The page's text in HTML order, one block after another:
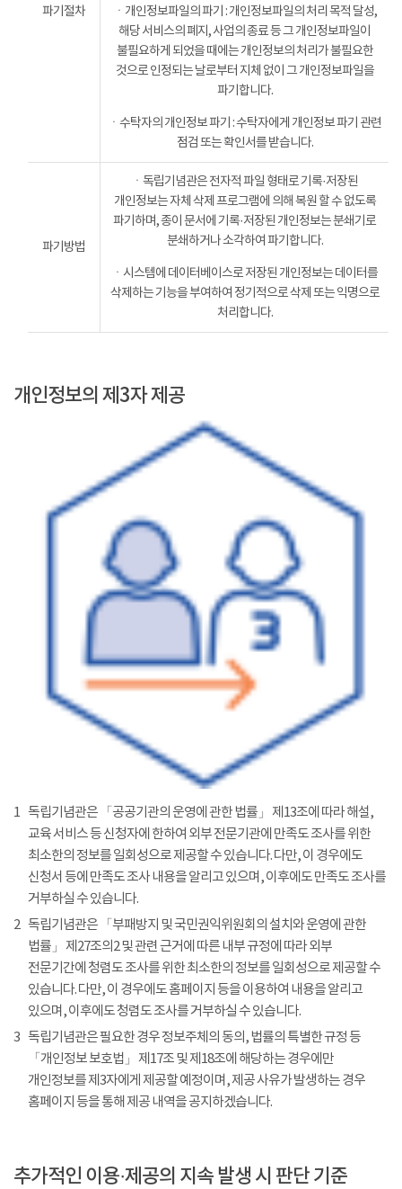
파기절차
ㆍ개인정보파일의 파기 : 개인정보파일의 처리 목적 달성,
해당 서비스의 폐지, 사업의 종료 등 그 개인정보파일이
불필요하게 되었을 때에는 개인정보의 처리가 불필요한
것으로 인정되는 날로부터 지체 없이 그 개인정보파일을
파기합니다.
ㆍ수탁자의 개인정보 파기 : 수탁자에게 개인정보 파기 관련
점검 또는 확인서를 받습니다.
파기방법
ㆍ독립기념관은 전자적 파일 형태로 기록·저장된
개인정보는 자체 삭제 프로그램에 의해 복원 할 수 없도록
파기하며, 종이 문서에 기록·저장된 개인정보는 분쇄기로
분쇄하거나 소각하여 파기합니다.
ㆍ시스템에 데이터베이스로 저장된 개인정보는 데이터를
삭제하는 기능을 부여하여 정기적으로 삭제 또는 익명으로
처리합니다.
개인정보의 제3자 제공
1 독립기념관은 「공공기관의 운영에 관한 법률」 제13조에 따라 해설,
교육 서비스 등 신청자에 한하여 외부 전문기관에 만족도 조사를 위한
최소한의 정보를 일회성으로 제공할 수 있습니다. 다만, 이 경우에도
신청서 등에 만족도 조사 내용을 알리고 있으며, 이후에도 만족도 조사를
거부하실 수 있습니다.
2 독립기념관은 「부패방지 및 국민권익위원회의 설치와 운영에 관한
법률」 제27조의2 및 관련 근거에 따른 내부 규정에 따라 외부
전문기간에 청렴도 조사를 위한 최소한의 정보를 일회성으로 제공할 수
있습니다. 다만, 이 경우에도 홈페이지 등을 이용하여 내용을 알리고
있으며, 이후에도 청렴도 조사를 거부하실 수 있습니다.
3 독립기념관은 필요한 경우 정보주체의 동의, 법률의 특별한 규정 등
「개인정보 보호법」 제17조 및 제18조에 해당하는 경우에만
개인정보를 제3자에게 제공할 예정이며, 제공 사유가 발생하는 경우
홈페이지 등을 통해 제공 내역을 공지하겠습니다.
추가적인 이용·제공의 지속 발생 시 판단 기준